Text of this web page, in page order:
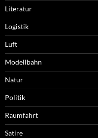
Literatur
Logistik
Luft
Modellbahn
Natur
Politik
Raumfahrt
Satire